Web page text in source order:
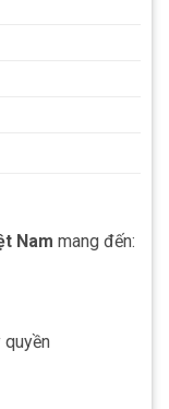
Nam mang đến: